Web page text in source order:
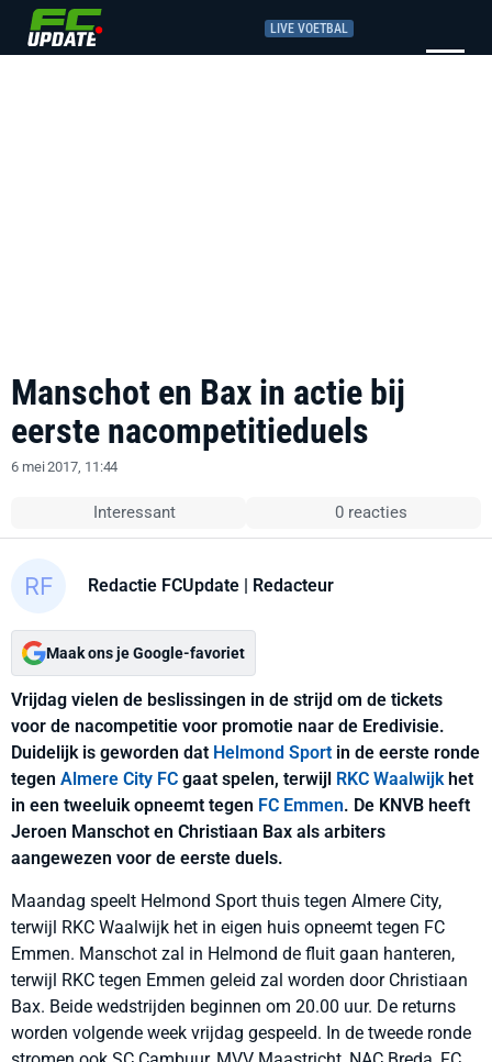
LIVE VOETBAL
Manschot en Bax in actie bij
eerste nacompetitieduels
6 mei 2017, 11:44
Interessant 0 reacties
Redactie FCUpdate | Redacteur
Maak ons je Google-favoriet
Vrijdag vielen de beslissingen in de strijd om de tickets
voor de nacompetitie voor promotie naar de Eredivisie.
Duidelijk is geworden dat Helmond Sport in de eerste ronde
tegen Almere City FC gaat spelen, terwijl RKC Waalwijkhet
in een tweeluik opneemt tegen FC Emmen. De KNVB heeft
Jeroen Manschot en Christiaan Bax als arbiters
aangewezen voor de eerste duels.
Maandag speelt Helmond Sport thuis tegen Almere City,
terwijl RKC Waalwijk het in eigen huis opneemt tegen FC
Emmen. Manschot zal in Helmond de fluit gaan hanteren,
terwijl RKC tegen Emmen geleid zal worden door Christiaan
Bax. Beide wedstrijden beginnen om 20.00 uur. De returns
worden volgende week vrijdag gespeeld. In de tweede ronde